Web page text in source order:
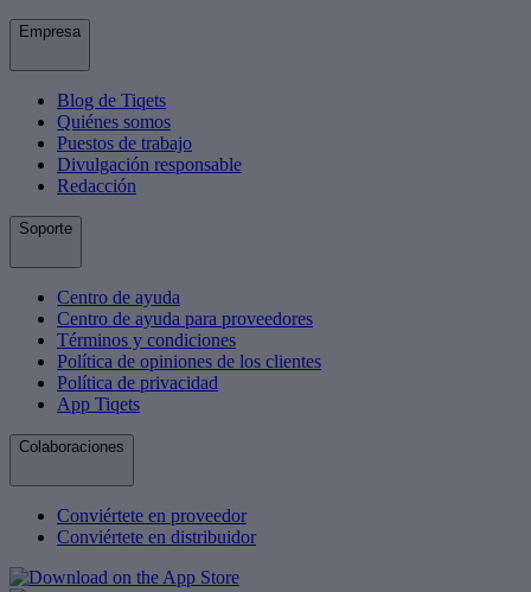
Empresa
Blog de Tiqets
Quiénes somos
Puestos de trabajo
Divulgación responsable
Redacción
Soporte
Centro de ayuda
Centro de ayuda para proveedores
Términos y condiciones
Política de opiniones de los clientes
Política de privacidad
App Tiqets
Colaboraciones
Conviértete en proveedor
Conviértete en distribuidor